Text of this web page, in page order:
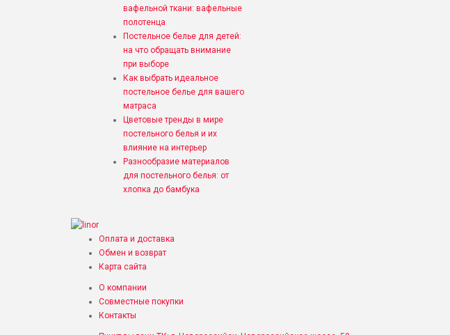
вафельной ткани: вафельные
полотенца
Постельное белье для детей:
на что обращать внимание
при выборе
Как выбрать идеальное
постельное белье для вашего
матраса
Цветовые тренды в мире
постельного белья и их
влияние на интерьер
Разнообразие материалов
для постельного белья: от
хлопка до бамбука
Оплата и доставка
Обмен и возврат
Карта сайта
О компании
Совместные покупки
Контакты